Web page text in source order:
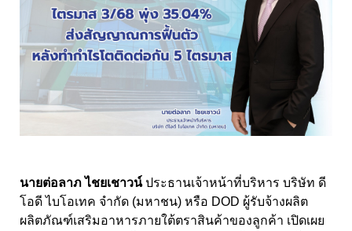
นายต่อลาภ ไชยเชาวน์ประธานเจ้าหน้าที่บริหาร บริษัท ดี
โอดี ไบโอเทค จำกัด (มหาชน) หรือ DOD ผู้รับจ้างผลิต
ผลิตภัณฑ์เสริมอาหารภายใต้ตราสินค้าของลูกค้า เปิดเผย